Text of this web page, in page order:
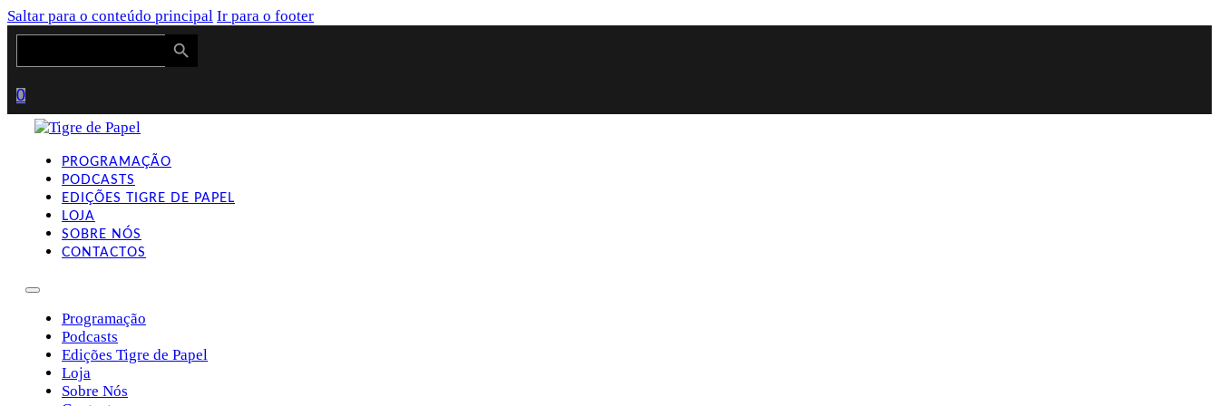
Saltar para o conteúdo principal Ir para o footer
Search
Search Button
0
PROGRAMAÇÃO
PODCASTS
EDIÇÕES TIGRE DE PAPEL
LOJA
SOBRE NÓS
CONTACTOS
Programação
Podcasts
Edições Tigre de Papel
Loja
Sobre Nós